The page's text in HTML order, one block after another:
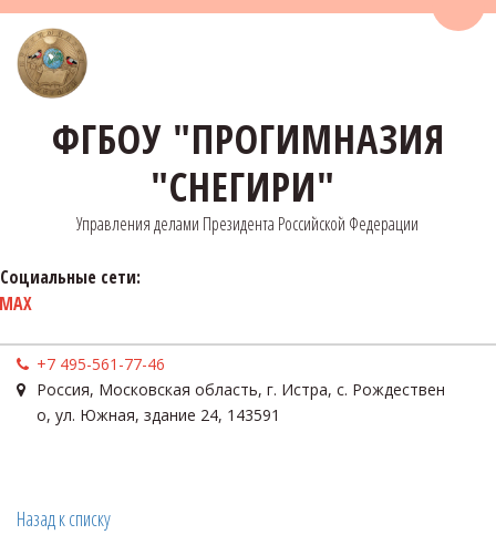
ФГБОУ "ПРОГИМНАЗИЯ
"СНЕГИРИ"
Управления делами Президента Российской Федерации
Социальные сети:
MAX
+7 495-561-77-46
Россия, Московская область, г. Истра, с. Рождествен
о, ул. Южная, здание 24, 143591
Назад к списку